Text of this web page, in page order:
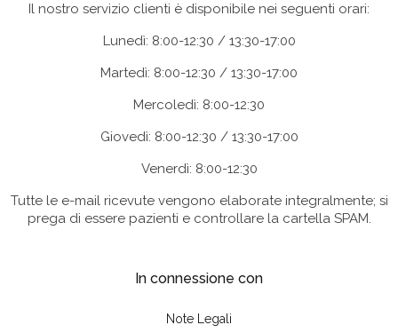
Il nostro servizio clienti è disponibile nei seguenti orari:
Lunedì: 8:00-12:30 / 13:30-17:00
Martedì: 8:00-12:30 / 13:30-17:00
Mercoledì: 8:00-12:30
Giovedì: 8:00-12:30 / 13:30-17:00
Venerdì: 8:00-12:30
Tutte le e-mail ricevute vengono elaborate integralmente; si
prega di essere pazienti e controllare la cartella SPAM.
In connessione con
Note Legali